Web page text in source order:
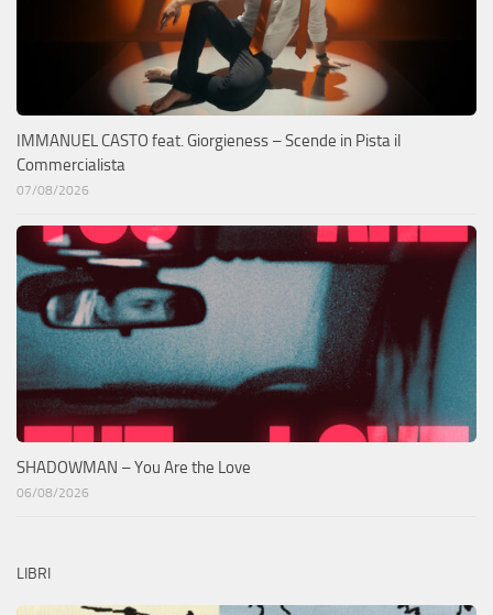
IMMANUEL CASTO feat. Giorgieness – Scende in Pista il
Commercialista
07/08/2026
SHADOWMAN – You Are the Love
06/08/2026
LIBRI